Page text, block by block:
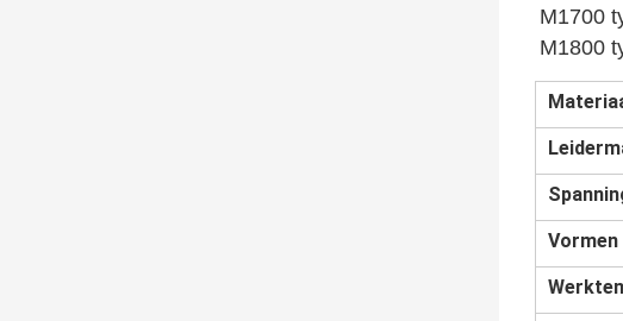
M1700
M1800
Vormen